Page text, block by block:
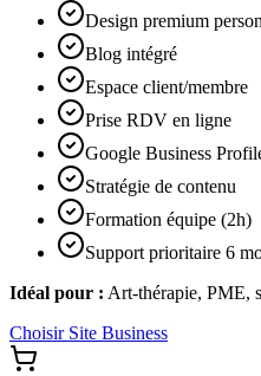
Design premium
Blog intégré
Espace client/membre
Prise RDV en ligne
Google Business
Stratégie de contenu
Formation équipe (2h)
Support prioritaire 6
Idéal pour : Art-thérapie, PME,
Choisir Site Business